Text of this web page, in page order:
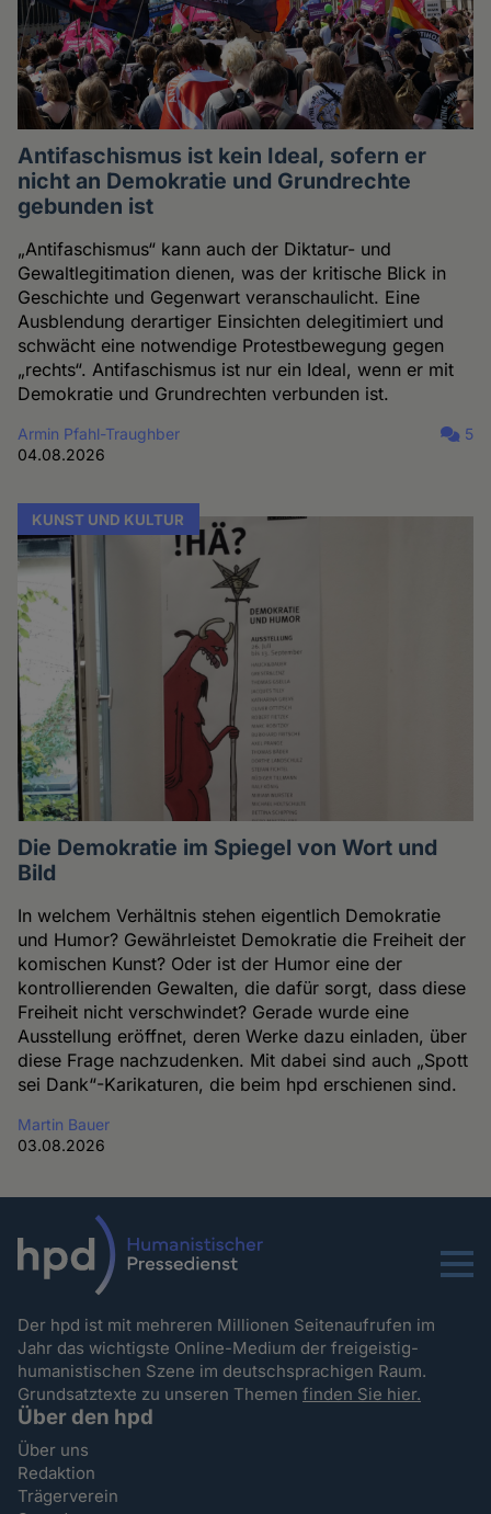
Antifaschismus ist kein Ideal, sofern er
nicht an Demokratie und Grundrechte
gebunden ist
„Antifaschismus“ kann auch der Diktatur- und
Gewaltlegitimation dienen, was der kritische Blick in
Geschichte und Gegenwart veranschaulicht. Eine
Ausblendung derartiger Einsichten delegitimiert und
schwächt eine notwendige Protestbewegung gegen
„rechts“. Antifaschismus ist nur ein Ideal, wenn er mit
Demokratie und Grundrechten verbunden ist.
Armin Pfahl-Traughber
04.08.2026
5
KUNST UND KULTUR
Die Demokratie im Spiegel von Wort und
Bild
In welchem Verhältnis stehen eigentlich Demokratie
und Humor? Gewährleistet Demokratie die Freiheit der
komischen Kunst? Oder ist der Humor eine der
kontrollierenden Gewalten, die dafür sorgt, dass diese
Freiheit nicht verschwindet? Gerade wurde eine
Ausstellung eröffnet, deren Werke dazu einladen, über
diese Frage nachzudenken. Mit dabei sind auch „Spott
sei Dank“-Karikaturen, die beim hpd erschienen sind.
Martin Bauer
03.08.2026
Menu
Der hpd ist mit mehreren Millionen Seitenaufrufen im
Jahr das wichtigste Online-Medium der freigeistig-
humanistischen Szene im deutschsprachigen Raum.
Grundsatztexte zu unseren Themenfinden Sie hier.
Über den hpd
Über uns
Redaktion
Trägerverein